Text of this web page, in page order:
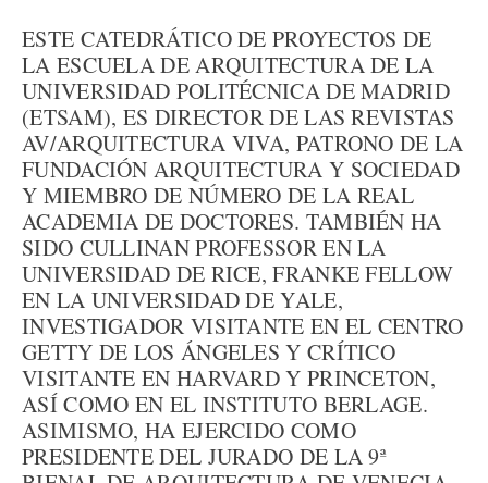
ESTE CATEDRÁTICO DE PROYECTOS DE
LA ESCUELA DE ARQUITECTURA DE LA
UNIVERSIDAD POLITÉCNICA DE MADRID
(ETSAM), ES DIRECTOR DE LAS REVISTAS
AV/ARQUITECTURA VIVA, PATRONO DE LA
FUNDACIÓN ARQUITECTURA Y SOCIEDAD
Y MIEMBRO DE NÚMERO DE LA REAL
ACADEMIA DE DOCTORES. TAMBIÉN HA
SIDO CULLINAN PROFESSOR EN LA
UNIVERSIDAD DE RICE, FRANKE FELLOW
EN LA UNIVERSIDAD DE YALE,
INVESTIGADOR VISITANTE EN EL CENTRO
GETTY DE LOS ÁNGELES Y CRÍTICO
VISITANTE EN HARVARD Y PRINCETON,
ASÍ COMO EN EL INSTITUTO BERLAGE.
ASIMISMO, HA EJERCIDO COMO
PRESIDENTE DEL JURADO DE LA 9ª